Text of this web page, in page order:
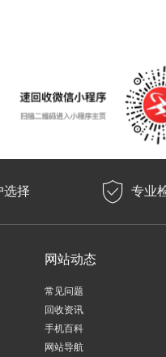
选择 专业
网站动态
常见问题
回收资讯
手机百科
网站导航